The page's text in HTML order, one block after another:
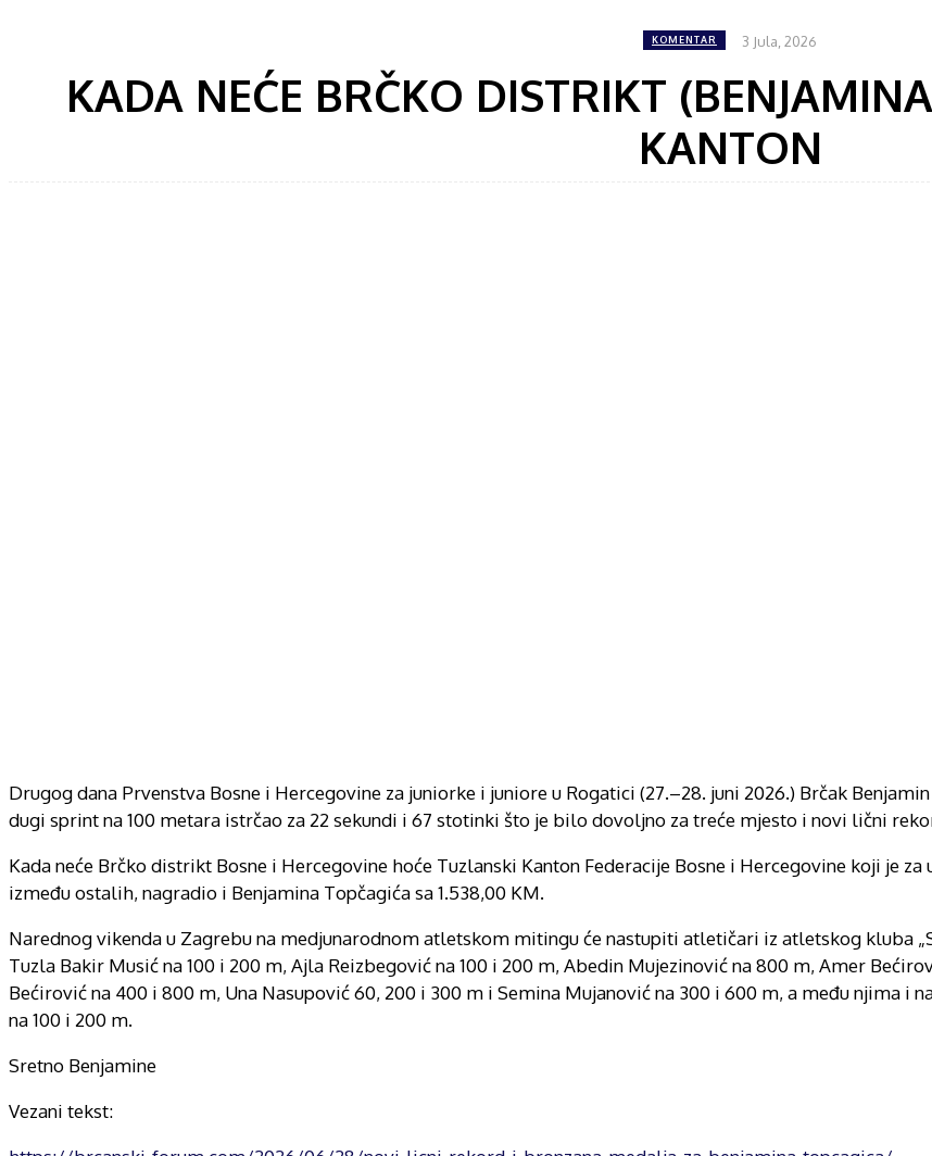
KOMENTAR 3 Jula, 2026
KADA NEĆE BRČKO DISTRIKT
KANTON
Drugog dana Prvenstva Bosne i Hercegovine za juniorke i juniore u Rogatici (27.–28. juni 2026.) Brčak
dugi sprint na 100 metara istrčao za 22 sekundi i 67 stotinki što je bilo dovoljno za treće mjesto i novi lični
Kada neće Brčko distrikt Bosne i Hercegovine hoće Tuzlanski Kanton Federacije Bosne i Hercegovine koji je za
između ostalih, nagradio i Benjamina Topčagića sa 1.538,00 KM.
Narednog vikenda u Zagrebu na medjunarodnom atletskom mitingu će nastupiti atletičari iz atletskog kluba
Tuzla Bakir Musić na 100 i 200 m, Ajla Reizbegović na 100 i 200 m, Abedin Mujezinović na 800 m, Amer
Bećirović na 400 i 800 m, Una Nasupović 60, 200 i 300 m i Semina Mujanović na 300 i 600 m, a među njima i
na 100 i 200 m.
Sretno Benjamine
Vezani tekst: